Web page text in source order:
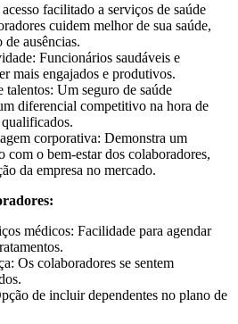
facilitado a serviços de saúde
cuidem melhor de sua saúde,
ausências.
Funcionários saudáveis e
mais engajados e produtivos.
talentos: Um seguro de saúde
diferencial competitivo na hora de
corporativa: Demonstra um
com o bem-estar dos colaboradores,
da empresa no mercado.
médicos: Facilidade para agendar
Os colaboradores se sentem
de incluir dependentes no plano de